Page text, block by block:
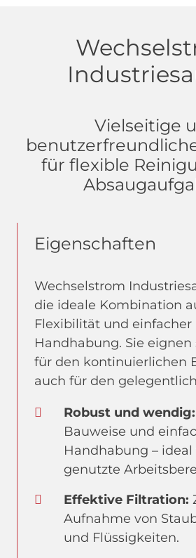
Vielseitige
für flexible
Eigenschaften
Wechselstrom
die ideale Kombination
Flexibilität und einfacher
Handhabung. Sie eignen
für den kontinuierlichen
auch für den
Robust und wendig:
Bauweise und
Handhabung –
genutzte
Effektive Filtration:
Aufnahme von
und Flüssigkeiten.